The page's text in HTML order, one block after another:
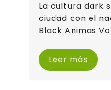
La cultura dark
ciudad con el
Black Animas
Leer más